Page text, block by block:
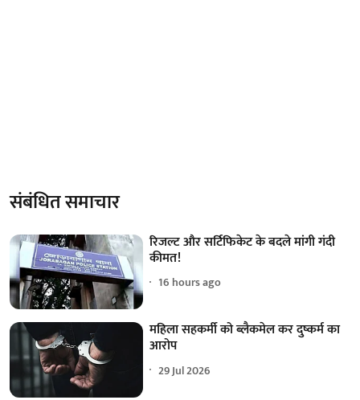
संबंधित समाचार
रिजल्ट और सर्टिफिकेट के बदले मांगी गंदी
कीमत!
16 hours ago
महिला सहकर्मी को ब्लैकमेल कर दुष्कर्म का
आरोप
29 Jul 2026